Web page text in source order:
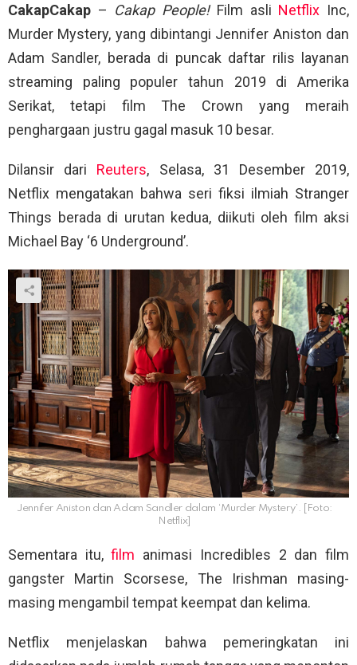
CakapCakap – Cakap People!Film asli Netflix Inc,
Murder Mystery, yang dibintangi Jennifer Aniston dan
Adam Sandler, berada di puncak daftar rilis layanan
streaming paling populer tahun 2019 di Amerika
Serikat, tetapi film The Crown yang meraih
penghargaan justru gagal masuk 10 besar.
Dilansir dari Reuters, Selasa, 31 Desember 2019,
Netflix mengatakan bahwa seri fiksi ilmiah Stranger
Things berada di urutan kedua, diikuti oleh film aksi
Michael Bay ‘6 Underground’.
Jennifer Aniston dan Adam Sandler dalam ‘Murder Mystery’. [Foto:
Netflix]
Sementara itu,film animasi Incredibles 2 dan film
gangster Martin Scorsese, The Irishman masing-
masing mengambil tempat keempat dan kelima.
Netflix menjelaskan bahwa pemeringkatan ini